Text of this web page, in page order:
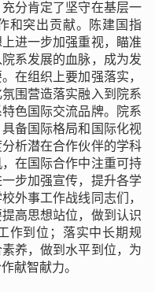
分肯定了坚守在基层一
和突出贡献。陈建国指
进一步加强重视，瞄准
系发展的血脉，成为发
在组织上要加强落实，
围营造落实融入到院系
色国际交流品牌。院系
备国际格局和国际化视
析潜在合作伙伴的学科
在国际合作中注重可持
步加强宣传，提升各学
外事工作战线同志们，
高思想站位，做到认识
作到位；落实中长期规
养，做到水平到位，为
献智献力。